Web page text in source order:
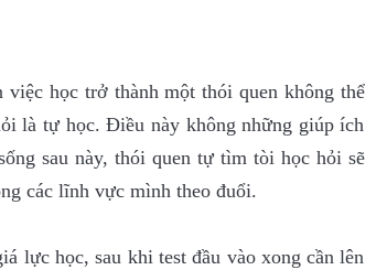
học trở thành một thói quen không thể
là tự học. Điều này không những giúp ích
sau này, thói quen tự tìm tòi học hỏi sẽ
các lĩnh vực mình theo đuổi.
lực học, sau khi test đầu vào xong cần lên